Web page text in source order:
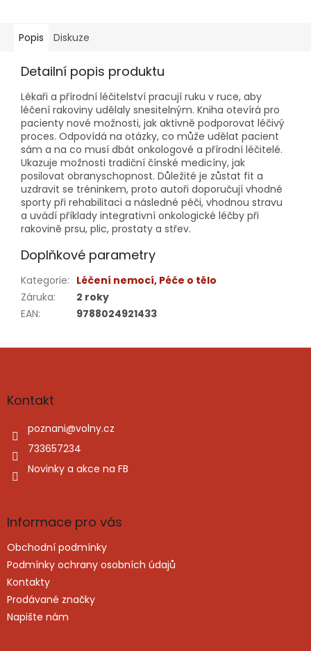
Popis Diskuze
Detailní popis produktu
Lékaři a přírodní léčitelství pracují ruku v ruce, aby
léčení rakoviny udělaly snesitelným. Kniha otevírá pro
pacienty nové možnosti, jak aktivně podporovat léčivý
proces. Odpovídá na otázky, co může udělat pacient
sám a na co musí dbát onkologové a přírodní léčitelé.
Ukazuje možnosti tradiční čínské medicíny, jak
posilovat obranyschopnost. Důležité je zůstat fit a
uzdravit se tréninkem, proto autoři doporučují vhodné
sporty při rehabilitaci a následné péči, vhodnou stravu
a uvádí příklady integrativní onkologické léčby při
rakovině prsu, plic, prostaty a střev.
Doplňkové parametry
Kategorie: Léčení nemocí, Péče o tělo
Záruka:
2 roky
EAN: 9788024921433
Z
aKontakt
poznani@volny.cz
733657234
Novinky a akce na FB
Informace pro vás
Obchodní podmínky
Podmínky ochrany osobních údajů
Kontakty
Prodávané značky
Napište nám